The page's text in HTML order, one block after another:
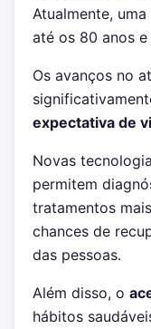
Atualmente,
até os 80 anos
Os avanços no
expectativa de
Novas
permitem
tratamentos
chances de
das pessoas.
Além disso, o
hábitos